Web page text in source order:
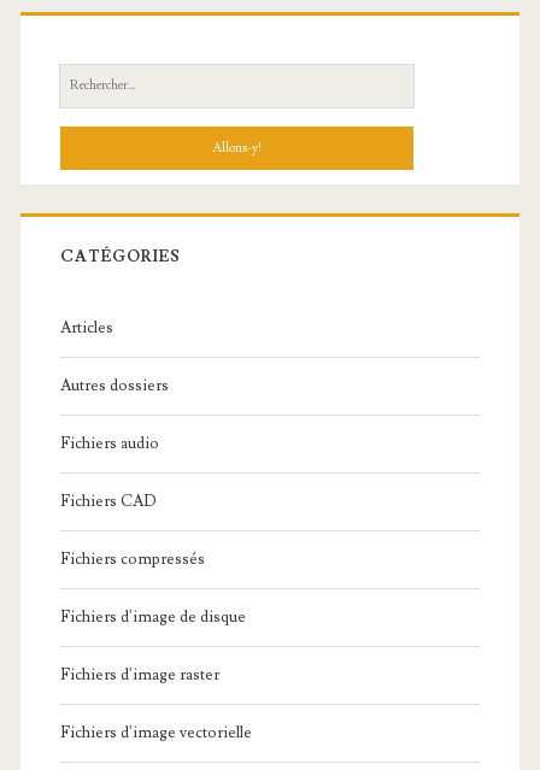
R
e
h
r
c
:
CATÉGORIES
Articles
Autres dossiers
Fichiers audio
Fichiers CAD
Fichiers compressés
Fichiers d'image de disque
Fichiers d'image raster
Fichiers d'image vectorielle